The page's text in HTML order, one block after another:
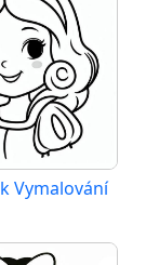
Vymalování